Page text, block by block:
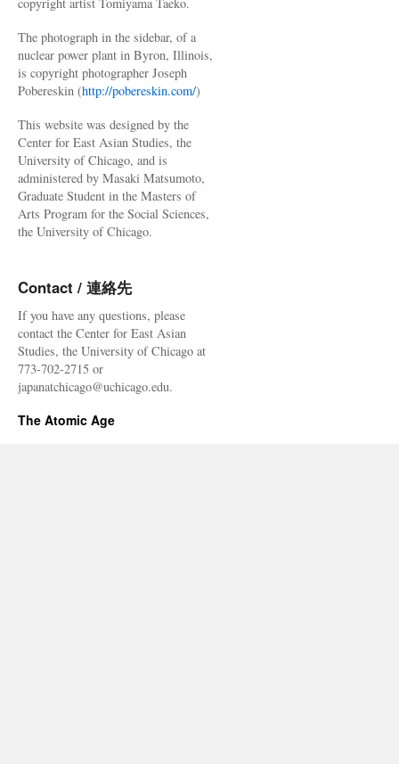
The photograph in the sidebar, of a
nuclear power plant in Byron, Illinois,
is copyright photographer Joseph
Pobereskin (http://pobereskin.com/)
This website was designed by the
Center for East Asian Studies, the
University of Chicago, and is
administered by Masaki Matsumoto,
Graduate Student in the Masters of
Arts Program for the Social Sciences,
the University of Chicago.
Contact / 連絡先
If you have any questions, please
contact the Center for East Asian
Studies, the University of Chicago at
773-702-2715 or
japanatchicago@uchicago.edu.
The Atomic Age